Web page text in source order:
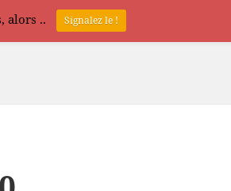
alors .. Signalez le !